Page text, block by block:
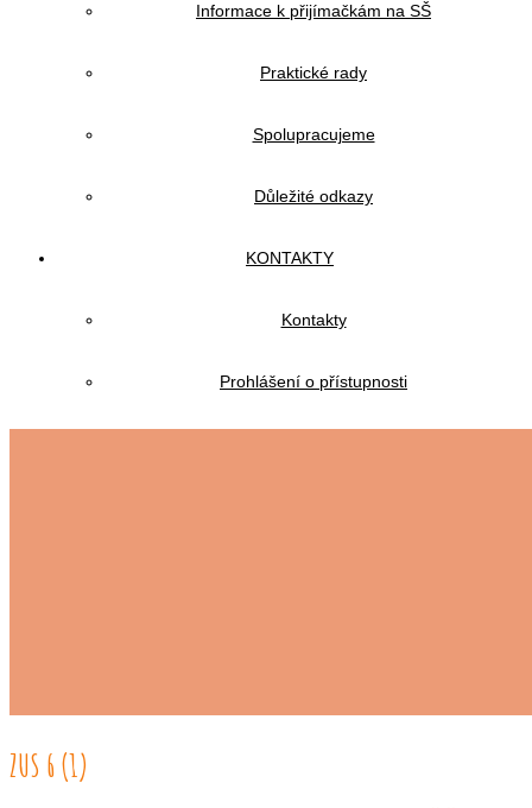
Informace k přijímačkám na SŠ
Praktické rady
Spolupracujeme
Důležité odkazy
KONTAKTY
Kontakty
Prohlášení o přístupnosti
ZUS 6 (1)